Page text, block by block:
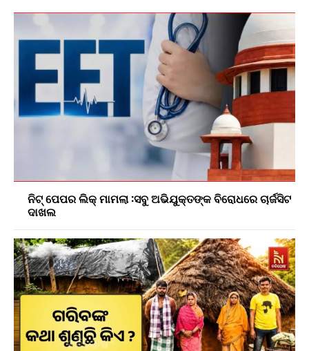
ନିଟ୍ ପେପର ଲିକ୍ ମାମଲା :ସବୁ ଅଭିଯୁକ୍ତଙ୍କ ବିରୋଧରେ ଚାର୍ଜସିଟ
ଦାଖଲ